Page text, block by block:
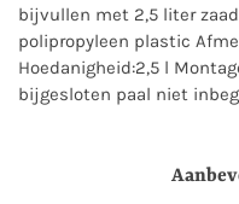
bijvullen met 2,5 liter
polipropyleen plastic
Hoedanigheid:2,5 l
bijgesloten paal niet